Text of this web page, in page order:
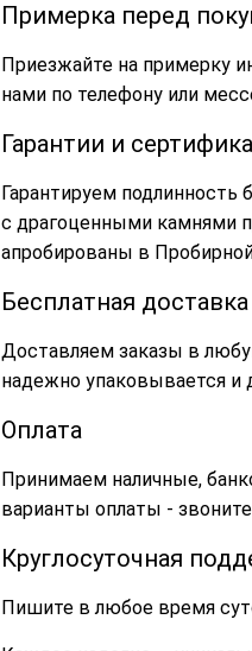
Примерка перед
Приезжайте на примерку
нами по телефону или
Гарантии и
Гарантируем
с драгоценными камнями
апробированы в
Бесплатная
Доставляем заказы в
надежно упаковывается и
Оплата
Принимаем наличные,
варианты оплаты -
Круглосуточная
Пишите в любое время